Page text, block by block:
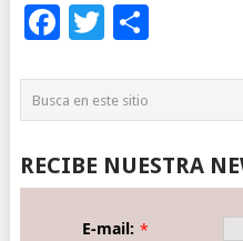
Facebook
Twitter
RECIBE NUESTRA
E-mail: *